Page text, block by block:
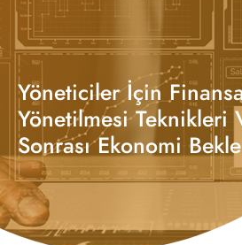
Yöneticiler İçin
Yönetilmesi Teknikleri
Sonrası Ekonomi